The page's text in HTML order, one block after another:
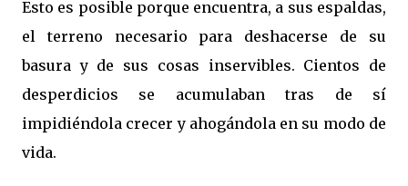
Esto es posible porque encuentra, a sus espaldas,
el terreno necesario para deshacerse de su
basura y de sus cosas inservibles. Cientos de
desperdicios se acumulaban tras de sí
impidiéndola crecer y ahogándola en su modo de
vida.